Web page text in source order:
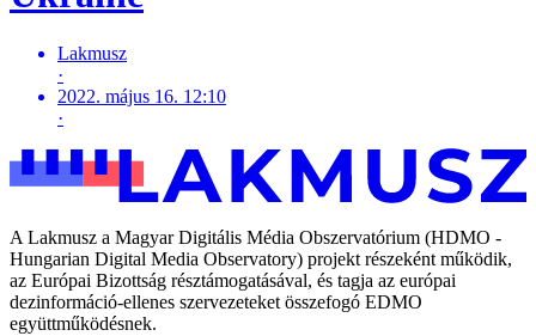
Lakmusz
·
2022. május 16. 12:10
·
A Lakmusz a Magyar Digitális Média Obszervatórium (HDMO -
Hungarian Digital Media Observatory) projekt részeként működik,
az Európai Bizottság résztámogatásával, és tagja az európai
dezinformáció-ellenes szervezeteket összefogó EDMO
együttműködésnek.